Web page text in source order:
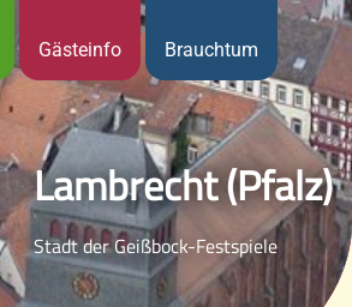
Gästeinfo Brauchtum
Lambrecht (Pfalz)
Stadt der Geißbock-Festspiele